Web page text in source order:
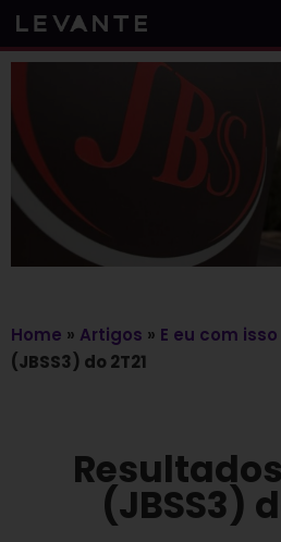
Skip
to
Home » Artigos » E eu com isso
(JBSS3) do 2T21
(JBSS3)